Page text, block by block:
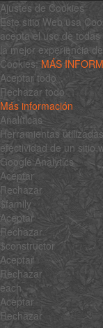
Ajustes de Cookies
Este sitio Web usa
acepta el uso de
la mejor experiencia
Cookies:MÁS
Aceptar todo
Rechazar todo
Más información
Analíticas
Herramientas
efectividad de un sitio
Google Analytics
Aceptar
Rechazar
$family
Aceptar
Rechazar
$constructor
Aceptar
Rechazar
each
Aceptar
Rechazar